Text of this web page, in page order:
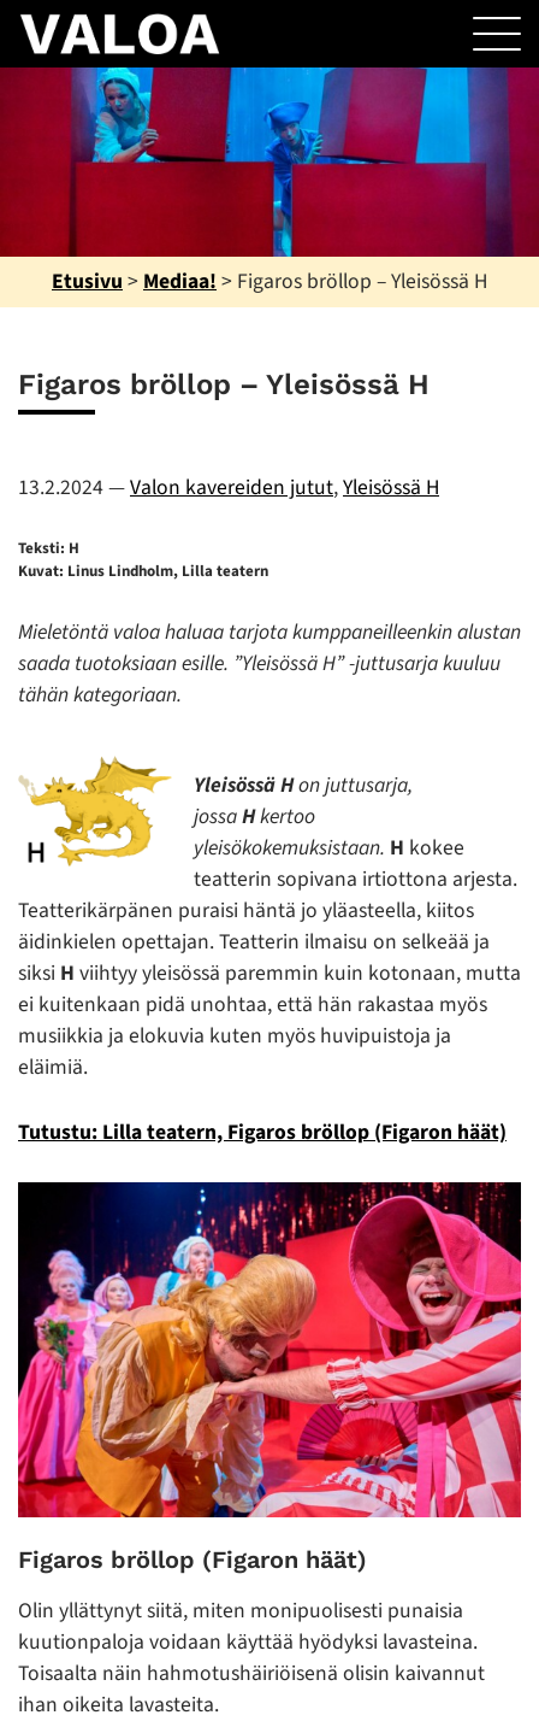
Etusivu > Mediaa! > Figaros bröllop – Yleisössä H
Figaros bröllop – Yleisössä H
13.2.2024—Valon kavereiden jutut,Yleisössä H
Teksti: H
Kuvat: Linus Lindholm, Lilla teatern
Mieletöntä valoa haluaa tarjota kumppaneilleenkin alustan
saada tuotoksiaan esille. ”Yleisössä H” -juttusarja kuuluu
tähän kategoriaan.
Yleisössä Hon juttusarja,
jossaHkertoo
yleisökokemuksistaan. H kokee
teatterin sopivana irtiottona arjesta.
Teatterikärpänen puraisi häntä jo yläasteella, kiitos
äidinkielen opettajan. Teatterin ilmaisu on selkeää ja
siksi H viihtyy yleisössä paremmin kuin kotonaan, mutta
ei kuitenkaan pidä unohtaa, että hän rakastaa myös
musiikkia ja elokuvia kuten myös huvipuistoja ja
eläimiä.
Tutustu: Lilla teatern, Figaros bröllop (Figaron häät)
Figaros bröllop (Figaron häät)
Olin yllättynyt siitä, miten monipuolisesti punaisia
kuutionpaloja voidaan käyttää hyödyksi lavasteina.
Toisaalta näin hahmotushäiriöisenä olisin kaivannut
ihan oikeita lavasteita.